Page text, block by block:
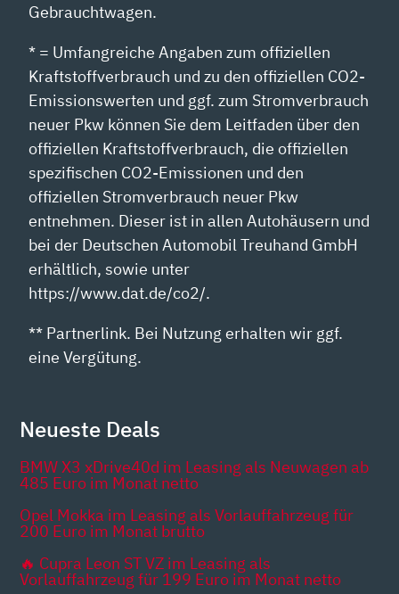
Gebrauchtwagen.
* = Umfangreiche Angaben zum offiziellen
Kraftstoffverbrauch und zu den offiziellen CO2-
Emissionswerten und ggf. zum Stromverbrauch
neuer Pkw können Sie dem Leitfaden über den
offiziellen Kraftstoffverbrauch, die offiziellen
spezifischen CO2-Emissionen und den
offiziellen Stromverbrauch neuer Pkw
entnehmen. Dieser ist in allen Autohäusern und
bei der Deutschen Automobil Treuhand GmbH
erhältlich, sowie unter
https://www.dat.de/co2/.
** Partnerlink. Bei Nutzung erhalten wir ggf.
eine Vergütung.
Neueste Deals
BMW X3 xDrive40d im Leasing als Neuwagen ab
485 Euro im Monat netto
Opel Mokka im Leasing als Vorlauffahrzeug für
200 Euro im Monat brutto
🔥 Cupra Leon ST VZ im Leasing als
Vorlauffahrzeug für 199 Euro im Monat netto